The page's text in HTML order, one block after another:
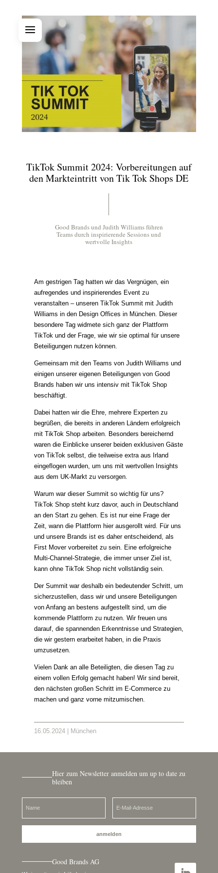
TikTok Summit 2024: Vorbereitungen auf
den Markteintritt von Tik Tok Shops DE
Good Brands und Judith Williams führen
Teams durch inspirierende Sessions und
wertvolle Insights
Am gestrigen Tag hatten wir das Vergnügen, ein
aufregendes und inspirierendes Event zu
veranstalten – unseren TikTok Summit mit Judith
Williams in den Design Offices in München. Dieser
besondere Tag widmete sich ganz der Plattform
TikTok und der Frage, wie wir sie optimal für unsere
Beteiligungen nutzen können.
Gemeinsam mit den Teams von Judith Williams und
einigen unserer eigenen Beteiligungen von Good
Brands haben wir uns intensiv mit TikTok Shop
beschäftigt.
Dabei hatten wir die Ehre, mehrere Experten zu
begrüßen, die bereits in anderen Ländern erfolgreich
mit TikTok Shop arbeiten. Besonders bereichernd
waren die Einblicke unserer beiden exklusiven Gäste
von TikTok selbst, die teilweise extra aus Irland
eingeflogen wurden, um uns mit wertvollen Insights
aus dem UK-Markt zu versorgen.
Warum war dieser Summit so wichtig für uns?
TikTok Shop steht kurz davor, auch in Deutschland
an den Start zu gehen. Es ist nur eine Frage der
Zeit, wann die Plattform hier ausgerollt wird. Für uns
und unsere Brands ist es daher entscheidend, als
First Mover vorbereitet zu sein. Eine erfolgreiche
Multi-Channel-Strategie, die immer unser Ziel ist,
kann ohne TikTok Shop nicht vollständig sein.
Der Summit war deshalb ein bedeutender Schritt, um
sicherzustellen, dass wir und unsere Beteiligungen
von Anfang an bestens aufgestellt sind, um die
kommende Plattform zu nutzen. Wir freuen uns
darauf, die spannenden Erkenntnisse und Strategien,
die wir gestern erarbeitet haben, in die Praxis
umzusetzen.
Vielen Dank an alle Beteiligten, die diesen Tag zu
einem vollen Erfolg gemacht haben! Wir sind bereit,
den nächsten großen Schritt im E-Commerce zu
machen und ganz vorne mitzumischen.
16.05.2024 | München
Hier zum Newsletter anmelden um up to date zu
bleiben
anmelden
Good Brands AG